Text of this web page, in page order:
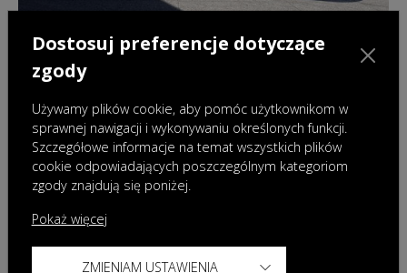
28.07.2026 |Aktualności
Nowa OMODA 9 Super Hybrid Exclusive
odsłonie
Dostosuj preferencje dotyczące
zgody
Używamy plików cookie, aby pomóc użytkownikom w
sprawnej nawigacji i wykonywaniu określonych funkcji.
Szczegółowe informacje na temat wszystkich plików
cookie odpowiadających poszczególnym kategoriom
zgody znajdują się poniżej.
Pokaż więcej
ZMIENIAM USTAWIENIA